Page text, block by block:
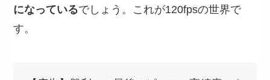
になっているでしょう。これが120fpsの世界で
す。